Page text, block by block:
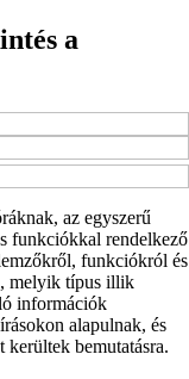
a
az egyszerű
funkciókkal rendelkező
funkciókról és
melyik típus illik
információk
alapulnak, és
kerültek bemutatásra.